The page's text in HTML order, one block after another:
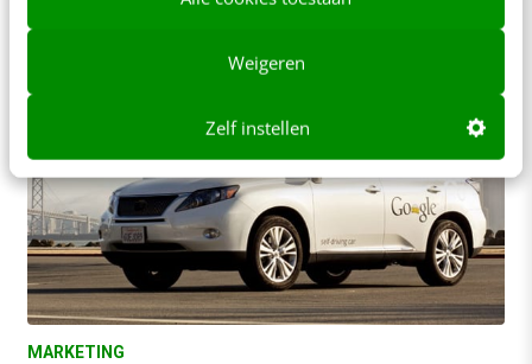
Weigeren
Zelf instellen
13 jaar geleden
MARKETING